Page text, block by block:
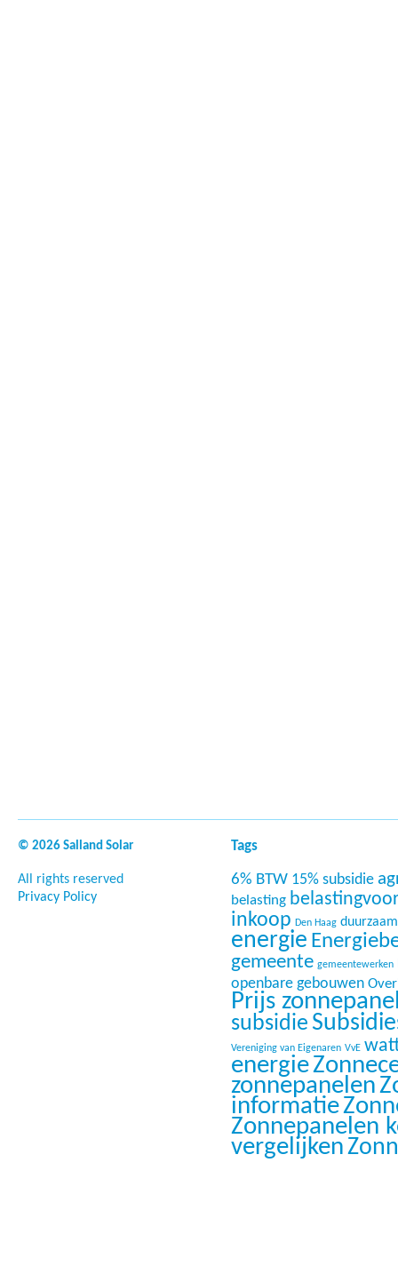
© 2026 Salland Solar
All rights reserved
Privacy Policy
Tags
6% BTW 15% subsidie
belasting
inkoop Den Haag
energie
gemeente gemeentewerken
openbare gebouwen
Prijs
subsidie
Vereniging van Eigenaren VvE
energie
zonnepanelen
informatie
Zonnepanelen
vergelijken